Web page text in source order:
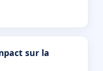
sur la